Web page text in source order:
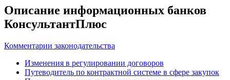
Описание информационных банков
КонсультантПлюс
Комментарии законодательства
Изменения в регулировании договоров
Путеводитель по контрактной системе в сфере закупок